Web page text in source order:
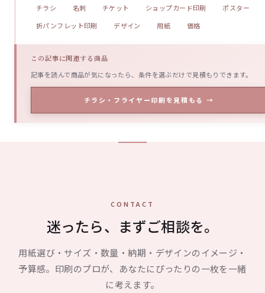
チラシ 名刺 チケット ショップカード印刷
ポスター
折パンフレット印刷
デザイン 用紙 価格
この記事に関連する商品
記事を読んで商品が気になったら、条件を選ぶだけで見積もりできます。
チラシ・フライヤー印刷を見積もる →
CONTACT
迷ったら、まずご相談を。
用紙選び・サイズ・数量・納期・デザインのイメージ・
予算感。印刷のプロが、あなたにぴったりの一枚を一緒
に考えます。